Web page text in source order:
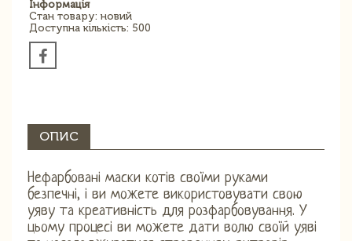
Інформація
Стан товару: новий
Доступна кількість: 500
ОПИС
Нефарбовані маски котів своїми руками
безпечні, і ви можете використовувати свою
уяву та креативність для розфарбовування. У
цьому процесі ви можете дати волю своїй уяві